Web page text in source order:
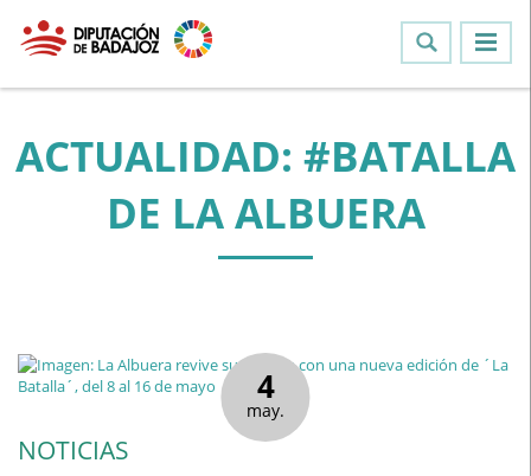
ACTUALIDAD: #BATALLA
DE LA ALBUERA
4
may.
NOTICIAS